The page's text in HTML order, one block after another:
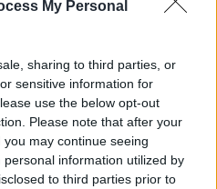
My Personal
sharing to third parties, or
sensitive information for
use the below opt-out
Please note that after your
may continue seeing
information utilized by
to third parties prior to